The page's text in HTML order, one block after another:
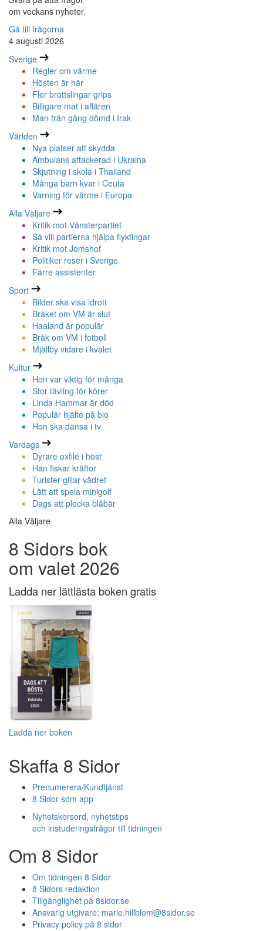
om veckans nyheter.
Gå till frågorna
4 augusti 2026
Sverige
Regler om värme
Hösten är här
Fler brottslingar grips
Billigare mat i affären
Man från gäng dömd i Irak
Världen
Nya platser att skydda
Ambulans attackerad i Ukraina
Skjutning i skola i Thailand
Många barn kvar i Ceuta
Varning för värme i Europa
Alla Väljare
Kritik mot Vänsterpartiet
Så vill partierna hjälpa flyktingar
Kritik mot Jomshof
Politiker reser i Sverige
Färre assistenter
Sport
Bilder ska visa idrott
Bråket om VM är slut
Haaland är populär
Bråk om VM i fotboll
Mjällby vidare i kvalet
Kultur
Hon var viktig för många
Stor tävling för körer
Linda Hammar är död
Populär hjälte på bio
Hon ska dansa i tv
Vardags
Dyrare oxfilé i höst
Han fiskar kräftor
Turister gillar vädret
Lätt att spela minigolf
Dags att plocka blåbär
Alla Väljare
8 Sidors bok
om valet 2026
Ladda ner lättlästa boken gratis
Ladda ner boken
Skaffa 8 Sidor
Prenumerera/Kundtjänst
8 Sidor som app
Nyhetskorsord, nyhetstips
och instuderingsfrågor till tidningen
Om 8 Sidor
Om tidningen 8 Sidor
8 Sidors redaktion
Tillgänglighet på 8sidor.se
Ansvarig utgivare: marie.hillblom@8sidor.se
Privacy policy på 8 sidor